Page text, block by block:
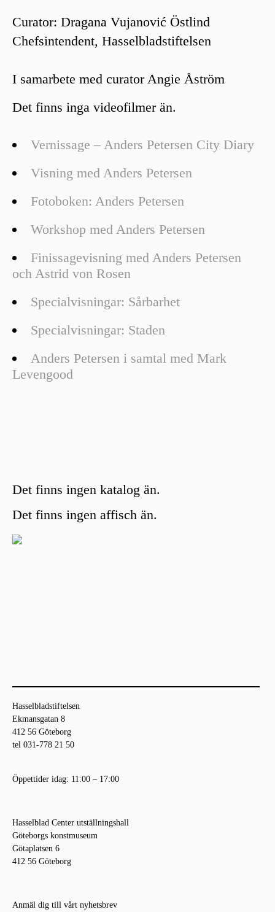
Curator: Dragana Vujanović Östlind
Chefsintendent, Hasselbladstiftelsen
I samarbete med curator Angie Åström
Det finns inga videofilmer än.
Vernissage – Anders Petersen City Diary
Visning med Anders Petersen
Fotoboken: Anders Petersen
Workshop med Anders Petersen
Finissagevisning med Anders Petersen
och Astrid von Rosen
Specialvisningar: Sårbarhet
Specialvisningar: Staden
Anders Petersen i samtal med Mark
Levengood
Det finns ingen katalog än.
Det finns ingen affisch än.
Hasselbladstiftelsen
Ekmansgatan 8
412 56 Göteborg
tel 031-778 21 50
Öppettider idag: 11:00 – 17:00
Hasselblad Center utställningshall
Göteborgs konstmuseum
Götaplatsen 6
412 56 Göteborg
Anmäl dig till vårt nyhetsbrev